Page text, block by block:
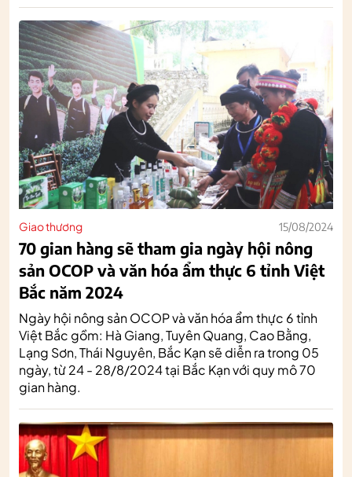
Giao thương 15/08/2024
70 gian hàng sẽ tham gia ngày hội nông
sản OCOP và văn hóa ẩm thực 6 tỉnh Việt
Bắc năm 2024
Ngày hội nông sản OCOP và văn hóa ẩm thực 6 tỉnh
Việt Bắc gồm: Hà Giang, Tuyên Quang, Cao Bằng,
Lạng Sơn, Thái Nguyên, Bắc Kạn sẽ diễn ra trong 05
ngày, từ 24 - 28/8/2024 tại Bắc Kạn với quy mô 70
gian hàng.